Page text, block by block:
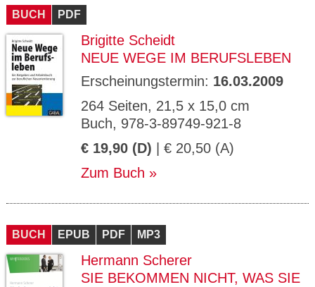
BUCH PDF
Brigitte Scheidt
NEUE WEGE IM BERUFSLEBEN
Erscheinungstermin: 16.03.2009
264 Seiten, 21,5 x 15,0 cm
Buch, 978-3-89749-921-8
€ 19,90 (D) | € 20,50 (A)
Zum Buch
BUCH EPUB PDF MP3
Hermann Scherer
SIE BEKOMMEN NICHT, WAS SIE